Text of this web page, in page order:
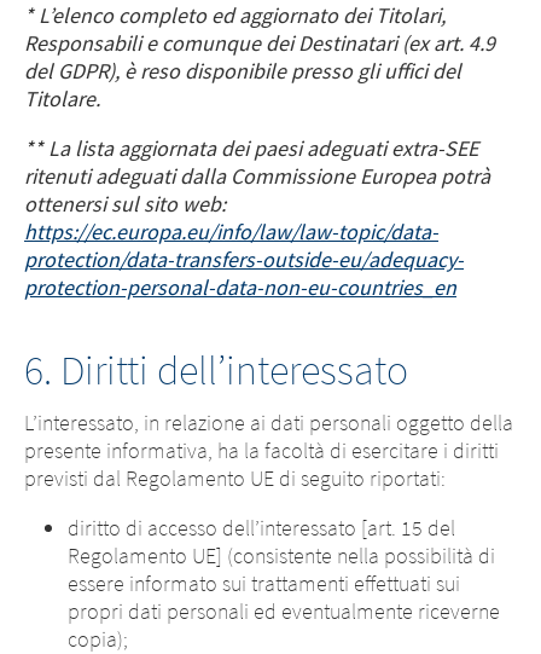
* L’elenco completo ed aggiornato dei Titolari,
Responsabili e comunque dei Destinatari (ex art. 4.9
del GDPR), è reso disponibile presso gli uffici del
Titolare.
** La lista aggiornata dei paesi adeguati extra-SEE
ritenuti adeguati dalla Commissione Europea potrà
ottenersi sul sito web:
https://ec.europa.eu/info/law/law-topic/data-
protection/data-transfers-outside-eu/adequacy-
protection-personal-data-non-eu-countries_en
6. Diritti dell’interessato
L’interessato, in relazione ai dati personali oggetto della
presente informativa, ha la facoltà di esercitare i diritti
previsti dal Regolamento UE di seguito riportati:
diritto di accesso dell’interessato [art. 15 del
Regolamento UE] (consistente nella possibilità di
essere informato sui trattamenti effettuati sui
propri dati personali ed eventualmente riceverne
copia);